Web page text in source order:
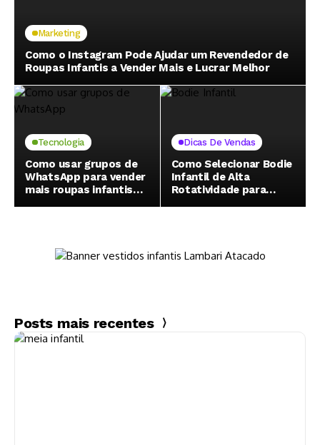
Marketing
Como o Instagram Pode Ajudar um Revendedor de
Roupas Infantis a Vender Mais e Lucrar Melhor
Tecnologia
Como usar grupos de
WhatsApp para vender
mais roupas infantis
Dicas De Vendas
Como Selecionar Bodie
Infantil de Alta
Rotatividade para
Posts mais recentes